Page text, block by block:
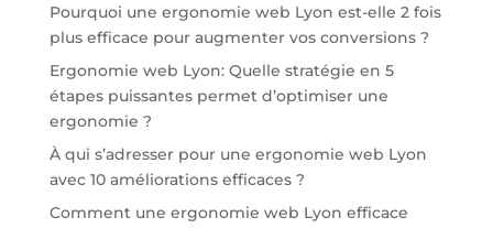
Pourquoi une ergonomie web Lyon est-elle 2 fois
plus efficace pour augmenter vos conversions ?
Ergonomie web Lyon: Quelle stratégie en 5
étapes puissantes permet d’optimiser une
ergonomie ?
À qui s’adresser pour une ergonomie web Lyon
avec 10 améliorations efficaces ?
Comment une ergonomie web Lyon efficace